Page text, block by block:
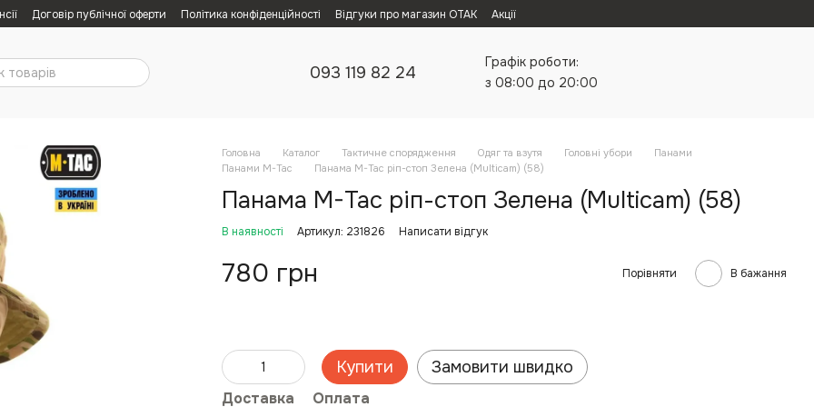
Договір публічної оферти Політика конфіденційності Відгуки про магазин ОТАК Акції
093 119 82 24
Графік роботи:
з 08:00 до 20:00
Головна Каталог Тактичне спорядження Одяг та взутя Головні убори
Панами
Панами M-Tac
Панама M-Tac ріп-стоп Зелена (Multicam) (58)
Панама M-Tac ріп-стоп Зелена (Multicam) (58)
В наявності Артикул: 231826 Написати відгук
780 грн Порівняти В бажання
Купити Замовити швидко
Доставка Оплата